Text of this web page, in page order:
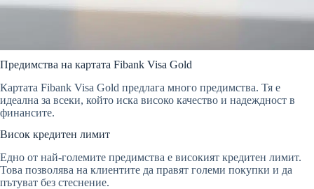
Предимства на картата Fibank Visa Gold
Картата Fibank Visa Gold предлага много предимства. Тя е
идеална за всеки, който иска високо качество и надеждност в
финансите.
Висок кредитен лимит
Едно от най-големите предимства е високият кредитен лимит.
Това позволява на клиентите да правят големи покупки и да
пътуват без стеснение.